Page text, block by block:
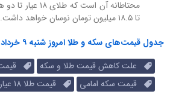
تا ۱۸.۵ میلیون تومان نوسان خواهد داشت.
جدول قیمت‌های سکه و طلا امروز شنبه ۹ خرداد ۱۴۰۵
علت کاهش قیمت طلا و سکه
قیمت سکه امامی
قیمت طلا 18 عیار